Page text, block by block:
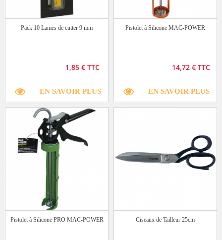
Pack 10 Lames de cutter 9 mm
1,85 € TTC
EN SAVOIR PLUS
Pistolet à Silicone MAC-POWER
14,72 € TTC
EN SAVOIR PLUS
Pistolet à Silicone PRO MAC-POWER Ciseaux de Tailleur 25cm